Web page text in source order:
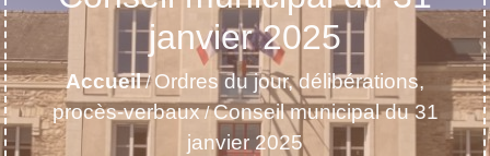
janvier 2025
Accueil/Ordres du jour, délibérations,
procès-verbaux/Conseil municipal du 31
janvier 2025